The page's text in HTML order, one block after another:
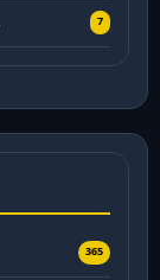
7
365